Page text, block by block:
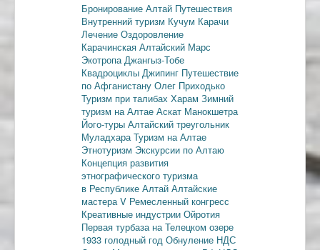
Бронирование Алтай Путешествия
Внутренний туризм Кучум Карачи
Лечение Оздоровление
Карачинская Алтайский Марс
Экотропа Джангыз-Тобе
Квадроциклы Джипинг Путешествие
по Афганистану Олег Приходько
Туризм при талибах Харам Зимний
туризм на Алтае Аскат Манокшетра
Його-туры Алтайский треугольник
Муладхара Туризм на Алтае
Этнотуризм Экскурсии по Алтаю
Концепция развития
этнографического туризма
в Республике Алтай Алтайские
мастера V Ремесленный конгресс
Креативные индустрии Ойротия
Первая турбаза на Телецком озере
1933 голодный год Обнуление НДС